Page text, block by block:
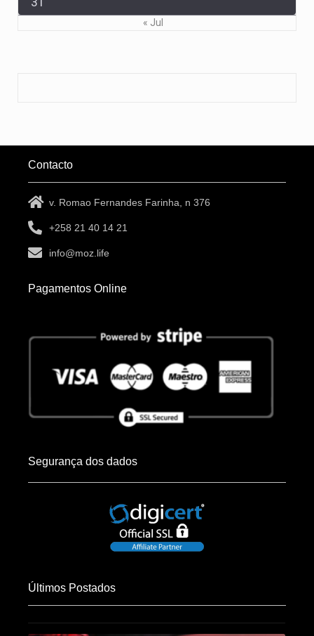
« Jul
Contacto
v. Romao Fernandes Farinha, n 376
+258 21 40 14 21
info@moz.life
Pagamentos Online
Segurança dos dados
Últimos Postados